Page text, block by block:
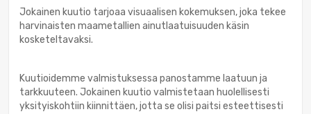
Jokainen kuutio tarjoaa visuaalisen kokemuksen, joka tekee
harvinaisten maametallien ainutlaatuisuuden käsin
kosketeltavaksi.
Kuutioidemme valmistuksessa panostamme laatuun ja
tarkkuuteen. Jokainen kuutio valmistetaan huolellisesti
yksityiskohtiin kiinnittäen, jotta se olisi paitsi esteettisesti